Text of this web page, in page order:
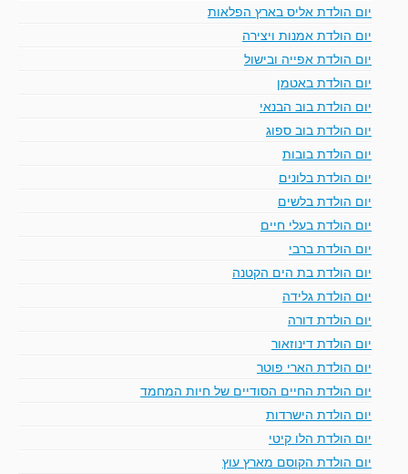
יום הולדת אליס בארץ הפלאות
יום הולדת אמנות ויצירה
יום הולדת אפייה ובישול
יום הולדת באטמן
יום הולדת בוב הבנאי
יום הולדת בוב ספוג
יום הולדת בובות
יום הולדת בלונים
יום הולדת בלשים
יום הולדת בעלי חיים
יום הולדת ברבי
יום הולדת בת הים הקטנה
יום הולדת גלידה
יום הולדת דורה
יום הולדת דינוזאור
יום הולדת הארי פוטר
יום הולדת החיים הסודיים של חיות המחמד
יום הולדת הישרדות
יום הולדת הלו קיטי
יום הולדת הקוסם מארץ עוץ